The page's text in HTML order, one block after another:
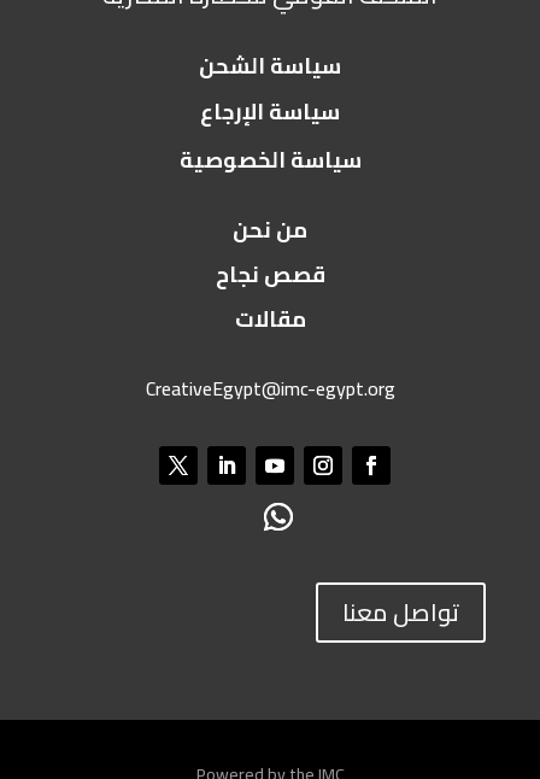
سياسة الشحن
سياسة الإرجاع
سياسة الخصوصية
من نحن
قصص نجاح
مقالات
CreativeEgypt@imc-egypt.org
تواصل معنا